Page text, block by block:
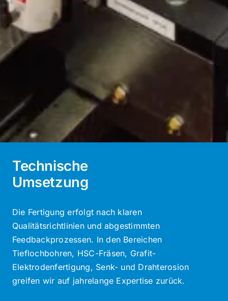
Technische
Umsetzung
Die Fertigung erfolgt nach klaren
Qualitätsrichtlinien und abgestimmten
Feedbackprozessen. In den Bereichen
Tieflochbohren, HSC-Fräsen, Grafit-
Elektrodenfertigung, Senk- und Drahterosion
greifen wir auf jahrelange Expertise zurück.